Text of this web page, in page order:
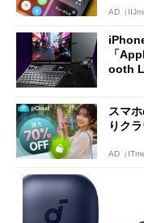
AD（
「
ooth
スマ
りク
AD（